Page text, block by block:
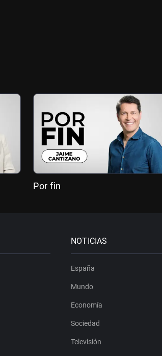
Por fin
NOTICIAS
España
Mundo
Economía
Sociedad
Televisión